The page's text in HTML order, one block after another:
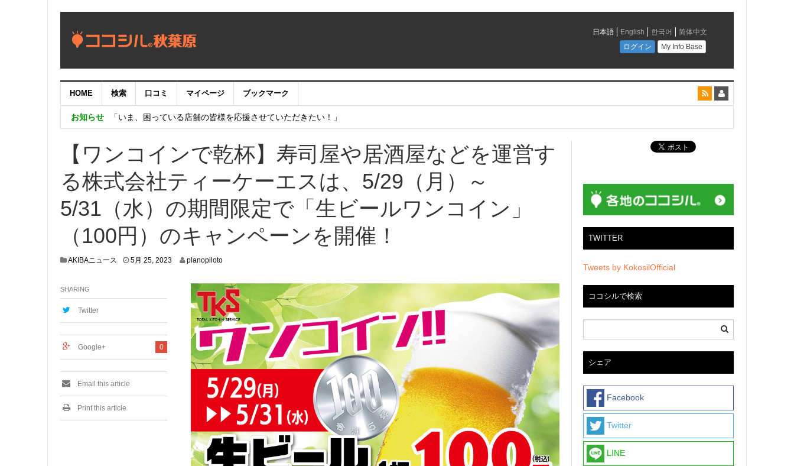
HOME 検索 口コミ マイページ ブックマーク
お知らせ
【秋葉原ワシントンホテル】「Akiba eGaming Room（仮称）」期間限定販売 NTT東日本 ・ NTT e-Sportsとコラボレーション
「いま、困っている店舗の皆様を応援させていただきたい！」
【ワンコインで乾杯】寿司屋や居酒屋などを運営す
る株式会社ティーケーエスは、5/29（月）～
5/31（水）の期間限定で「生ビールワンコイン」
（100円）のキャンペーンを開催！
AKIBAニュース 5月 25, 20235
planopiloto
SHARING
Twitter
0
Google+
Email this article
Print this article
TWITTER
Tweets by KokosilOfficial
ココシルで検索
シェア
Facebook
Twitter
LINE